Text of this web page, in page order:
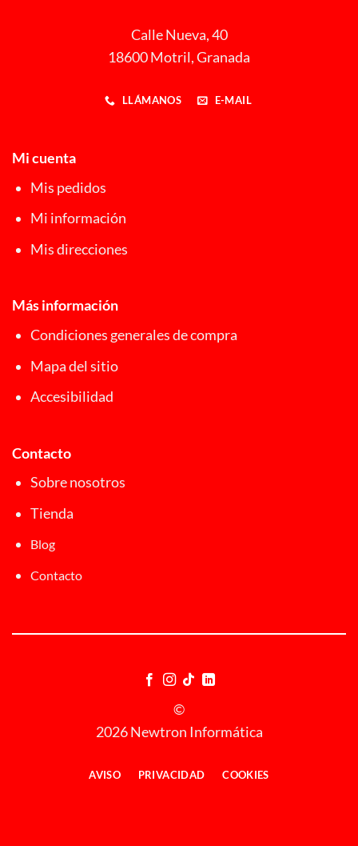
Calle Nueva, 40
18600 Motril, Granada
LLÁMANOS E-MAIL
Mi cuenta
Mis pedidos
Mi información
Mis direcciones
Más información
Condiciones generales de compra
Mapa del sitio
Accesibilidad
Contacto
Sobre nosotros
Tienda
Blog
Contacto
©
2026 Newtron Informática
AVISO PRIVACIDAD COOKIES